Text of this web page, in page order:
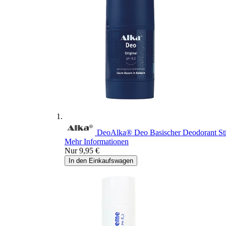
DeoAlka® Deo Basischer Deodorant
Mehr Informationen
Nur 9,95 €
In den Einkaufswagen